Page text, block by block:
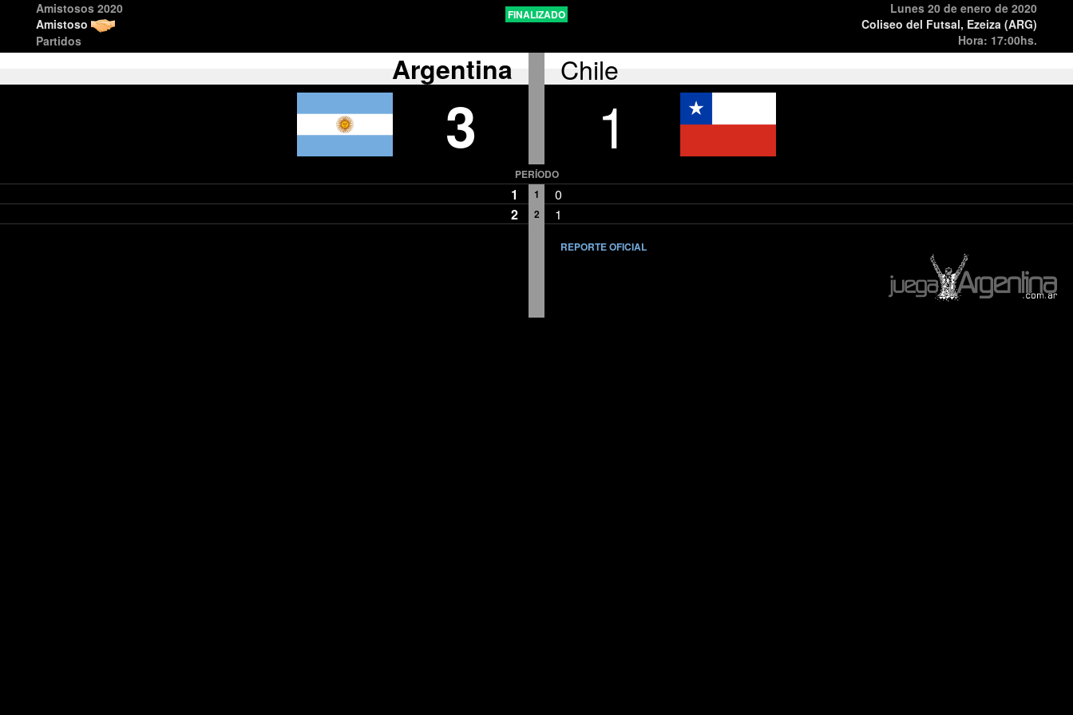
Amistosos 2020
Amistoso
Partidos
FINALIZADO
Lunes 20 de enero de 2020
Coliseo del Futsal, Ezeiza (ARG)
Hora: 17:00hs.
Argentina Chile
3 1
PERÍODO
1 1
0
2
2 1
REPORTE OFICIAL